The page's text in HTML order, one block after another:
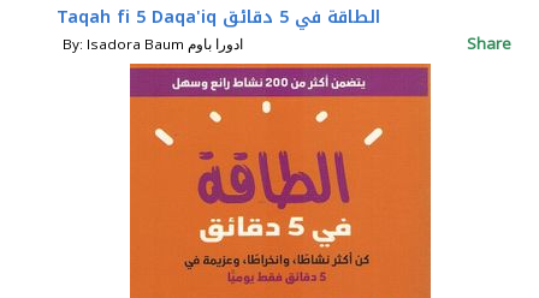
Taqah fi 5 Daqa'iq الطاقة في 5 دقائق
By: Isadora Baum ادورا باوم Share